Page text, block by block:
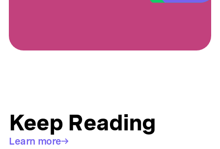
Keep Reading
Learn more